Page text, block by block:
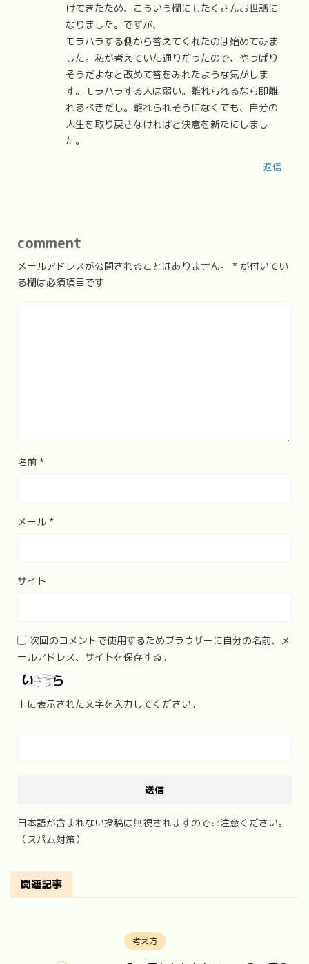
けてきたため、こういう欄にもたくさんお世話に
なりました。ですが、
モラハラする側から答えてくれたのは始めてみま
した。私が考えていた通りだったので、やっぱり
そうだよなと改めて答をみれたような気がしま
す。モラハラする人は弱い。離れられるなら即離
れるべきだし。離れられそうになくても、自分の
人生を取り戻さなければと決意を新たにしまし
た。
返信
comment
メールアドレスが公開されることはありません。 * が付いてい
る欄は必須項目です
名前 *
メール *
サイト
次回のコメントで使用するためブラウザーに自分の名前、メ
ールアドレス、サイトを保存する。
上に表示された文字を入力してください。
日本語が含まれない投稿は無視されますのでご注意ください。
（スパム対策）
関連記事
考え方